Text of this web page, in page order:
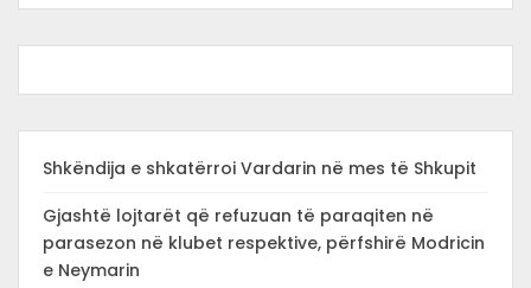
Shkëndija e shkatërroi Vardarin në mes të Shkupit
Gjashtë lojtarët që refuzuan të paraqiten në
parasezon në klubet respektive, përfshirë Modricin
e Neymarin